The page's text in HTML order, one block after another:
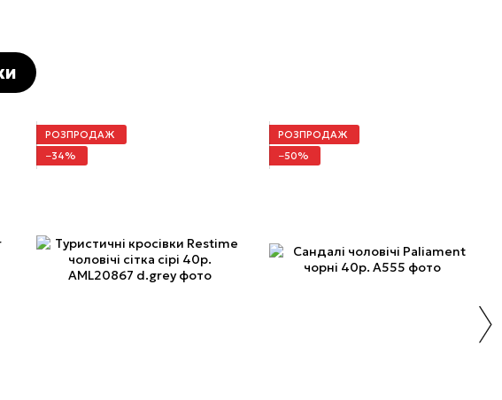
РОЗПРОДАЖ
−34%
РОЗПРОДАЖ
−50%